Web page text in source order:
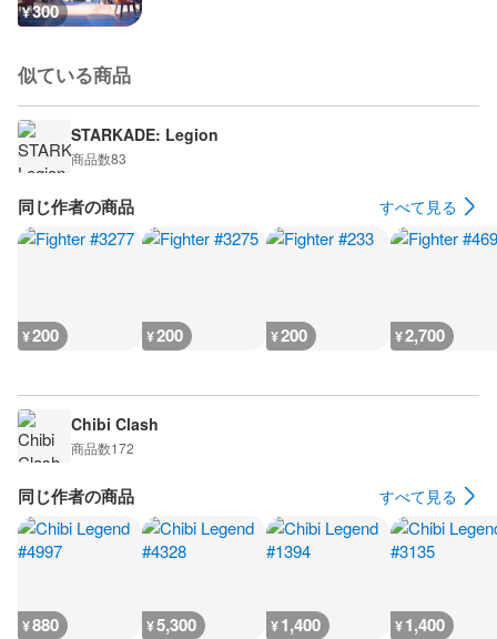
¥300
似ている商品
STARKADE: Legion
商品数83
同じ作者の商品 すべて見る
¥200 ¥200 ¥200 ¥2,700
Chibi Clash
商品数172
同じ作者の商品 すべて見る
¥880 ¥5,300 ¥1,400 ¥1,400